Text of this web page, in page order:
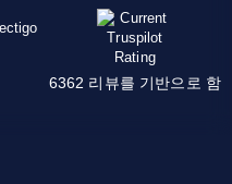
6362 리뷰를 기반으로 함